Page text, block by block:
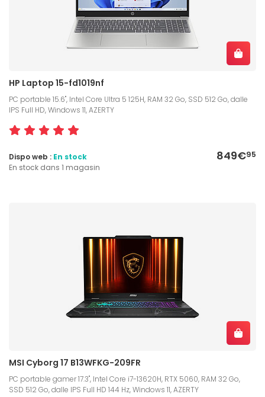
HP Laptop 15-fd1019nf
PC portable 15.6", Intel Core Ultra 5 125H, RAM 32 Go, SSD 512 Go, dalle
IPS Full HD, Windows 11, AZERTY
849€95
Dispo web : En stock
En stock dans 1 magasin
MSI Cyborg 17 B13WFKG-209FR
PC portable gamer 17.3", Intel Core i7-13620H, RTX 5060, RAM 32 Go,
SSD 512 Go, dalle IPS Full HD 144 Hz, Windows 11, AZERTY